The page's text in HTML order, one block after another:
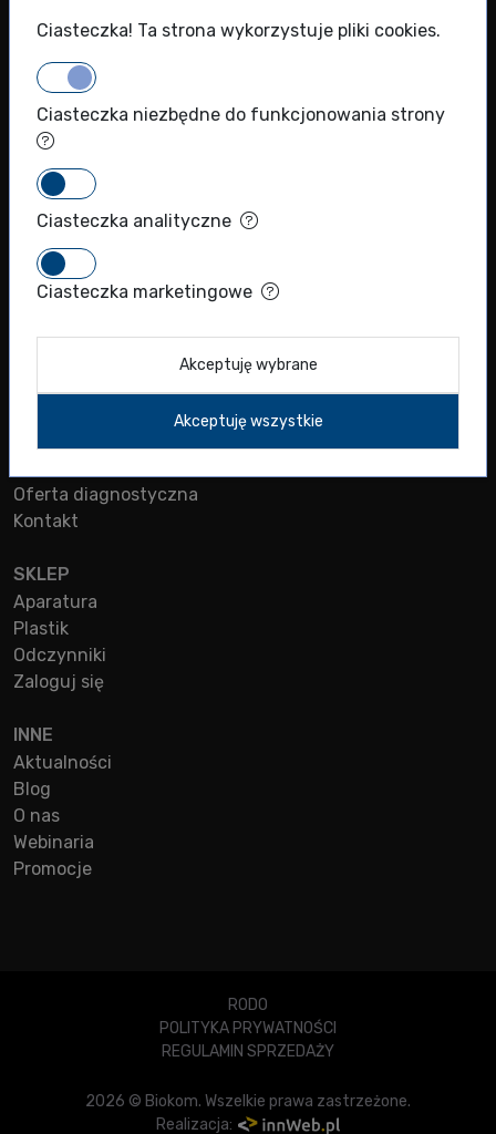
BIOKOM Spółka z ograniczoną odpowiedzialnością spółka
komandytowa
KRS: 0000786924
REGON: 012289221
+48 (22) 720 71 40
info@biokom.com.pl
Oferta diagnostyczna
Kontakt
SKLEP
Aparatura
Plastik
Odczynniki
Zaloguj się
INNE
Aktualności
Blog
O nas
Webinaria
Promocje
RODO
POLITYKA PRYWATNOŚCI
REGULAMIN SPRZEDAŻY
2026 © Biokom. Wszelkie prawa zastrzeżone.
Realizacja:
Ciasteczka! Ta strona wykorzystuje pliki cookies.
Ciasteczka niezbędne do funkcjonowania strony
Ciasteczka analityczne
Ciasteczka marketingowe
Akceptuję wybrane
Akceptuję wszystkie